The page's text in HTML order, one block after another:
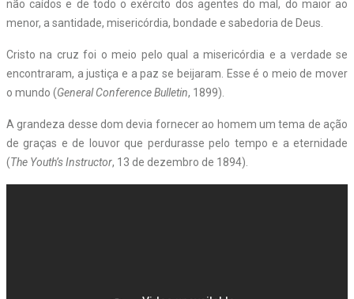
não caídos e de todo o exército dos agentes do mal, do maior ao
menor, a santidade, misericórdia, bondade e sabedoria de Deus.
Cristo na cruz foi o meio pelo qual a misericórdia e a verdade se
encontraram, a justiça e a paz se beijaram. Esse é o meio de mover
o mundo (General Conference Bulletin, 1899).
A grandeza desse dom devia fornecer ao homem um tema de ação
de graças e de louvor que perdurasse pelo tempo e a eternidade
(The Youth’s Instructor, 13 de dezembro de 1894).